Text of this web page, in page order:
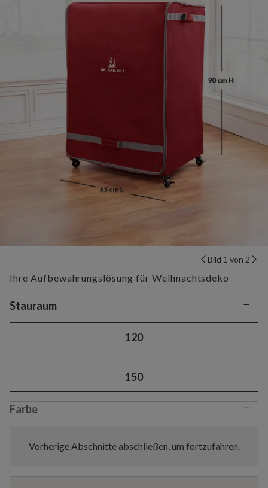
Bild 1 von 2
Ihre Aufbewahrungslösung für Weihnachtsdeko
Variant selection
Stauraum −
120
150
Farbe −
Vorherige Abschnitte abschließen, um fortzufahren.